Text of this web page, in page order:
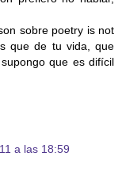
sobre poetry is not
que de tu vida, que
que es difícil
a las 18:59